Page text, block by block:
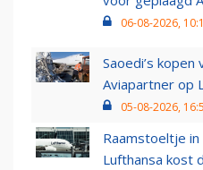
06-08-2026,
Saoedi’s
Aviapartner op
05-08-2026,
Raamstoeltje in
Lufthansa kost